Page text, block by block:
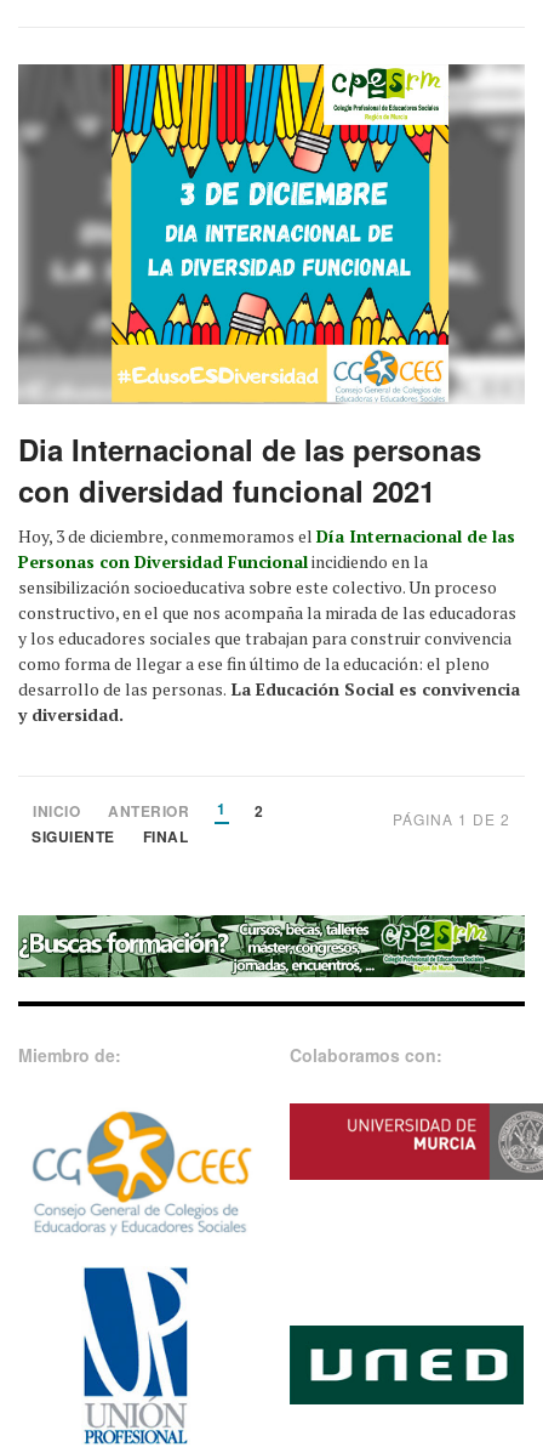
Dia Internacional de las personas
con diversidad funcional 2021
Hoy, 3 de diciembre, conmemoramos el Día Internacional de las
Personas con Diversidad Funcionalincidiendo en la
sensibilización socioeducativa sobre este colectivo. Un proceso
constructivo, en el que nos acompaña la mirada de las educadoras
y los educadores sociales que trabajan para construir convivencia
como forma de llegar a ese fin último de la educación: el pleno
desarrollo de las personas. La Educación Social es convivencia
y diversidad.
PÁGINA 1 DE 2
INICIO ANTERIOR 1
2
SIGUIENTE
FINAL
Miembro de: Colaboramos con: